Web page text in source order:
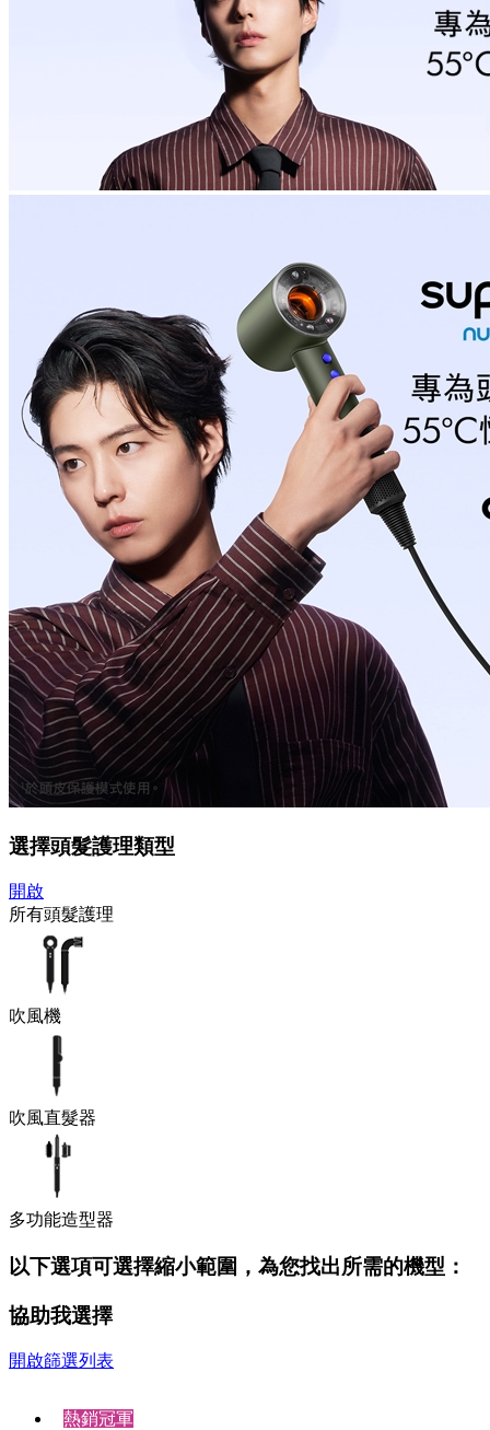
選擇頭髮護理類型
開啟
所有頭髮護理
吹風機
吹風直髮器
多功能造型器
以下選項可選擇縮小範圍，為您找出所需的機型：
協助我選擇
開啟篩選列表
熱銷冠軍